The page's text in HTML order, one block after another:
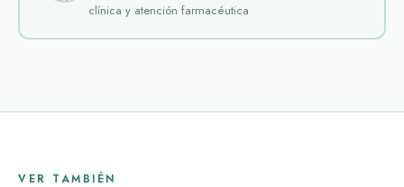
clínica y atención farmacéutica
VER TAMBIÉN